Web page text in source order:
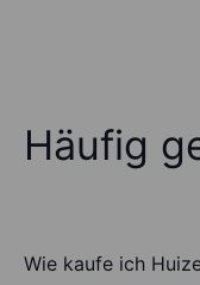
Häufig
Wie kaufe ich